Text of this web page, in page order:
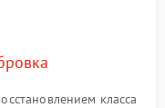
класса